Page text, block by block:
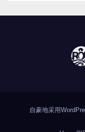
自豪地采用